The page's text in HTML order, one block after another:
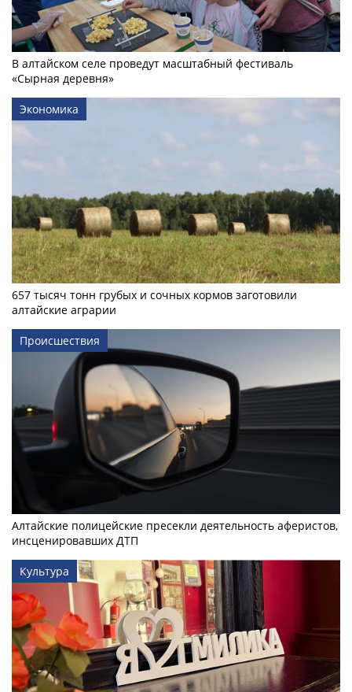
В алтайском селе проведут масштабный фестиваль
«Сырная деревня»
Экономика
657 тысяч тонн грубых и сочных кормов заготовили
алтайские аграрии
Происшествия
Алтайские полицейские пресекли деятельность аферистов,
инсценировавших ДТП
Культура